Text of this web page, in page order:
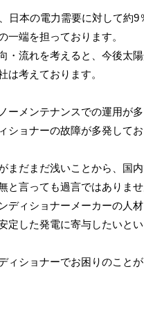
日本の電力需要に対して約9
一端を担っております。
・流れを考えると、 今後太
は考えております。
ーメンテナンスでの運用が多
ショナーの故障が多発して
まだまだ浅いことから、 国
と言っても過言ではありま
ディショナーメーカーの人材
定した発電に寄与したいと
ィショナーでお困りのこと